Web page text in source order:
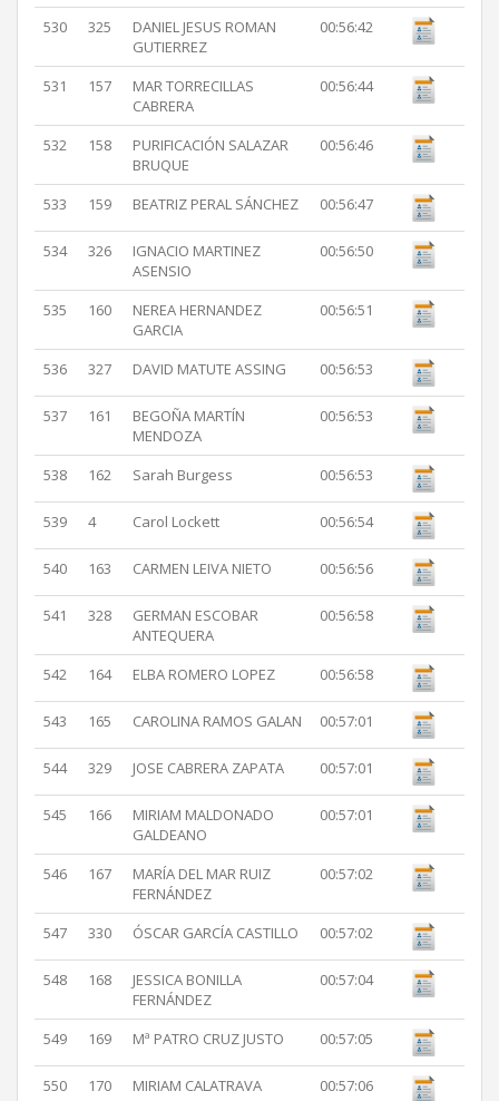
530 325
DANIEL JESUS ROMAN
GUTIERREZ
00:56:42
531 157
MAR TORRECILLAS
CABRERA
00:56:44
532 158
PURIFICACIÓN SALAZAR
BRUQUE
00:56:46
533 159 BEATRIZ PERAL SÁNCHEZ 00:56:47
534 326
IGNACIO MARTINEZ
ASENSIO
00:56:50
535 160
NEREA HERNANDEZ
GARCIA
00:56:51
536 327 DAVID MATUTE ASSING 00:56:53
537 161
BEGOÑA MARTÍN
MENDOZA
00:56:53
538 162 Sarah Burgess 00:56:53
539 4 Carol Lockett 00:56:54
540 163 CARMEN LEIVA NIETO 00:56:56
541 328
GERMAN ESCOBAR
ANTEQUERA
00:56:58
542 164 ELBA ROMERO LOPEZ 00:56:58
543 165 CAROLINA RAMOS GALAN 00:57:01
544 329 JOSE CABRERA ZAPATA 00:57:01
545 166
MIRIAM MALDONADO
GALDEANO
00:57:01
546 167
MARÍA DEL MAR RUIZ
FERNÁNDEZ
00:57:02
547 330 ÓSCAR GARCÍA CASTILLO 00:57:02
548 168
JESSICA BONILLA
FERNÁNDEZ
00:57:04
549 169 Mª PATRO CRUZ JUSTO 00:57:05
550 170
MIRIAM CALATRAVA
00:57:06